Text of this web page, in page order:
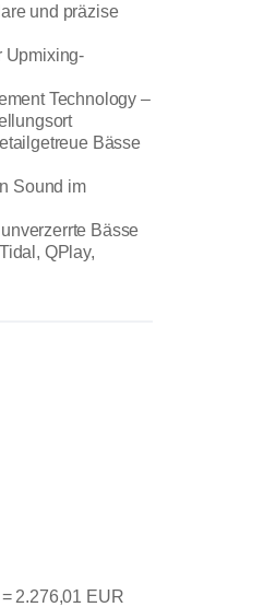
und präzise
Upmixing-
Technology –
Bässe
Sound im
Bässe
QPlay,
2.276,01 EUR